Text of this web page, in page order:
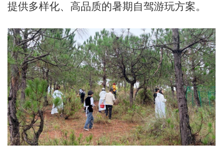
提供多样化、高品质的暑期自驾游玩方案。